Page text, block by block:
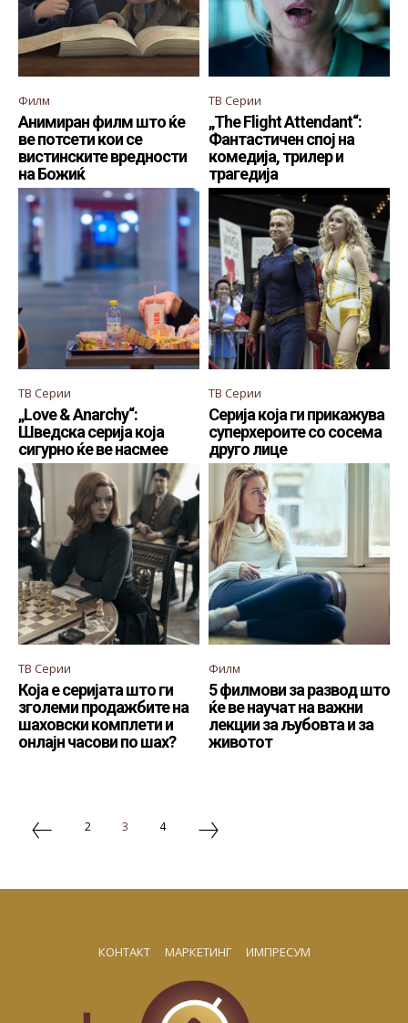
Филм
Анимиран филм што ќе
ве потсети кои се
вистинските вредности
на Божиќ
ТВ Серии
„The Flight Attendant“:
Фантастичен спој на
комедија, трилер и
трагедија
ТВ Серии
„Love & Anarchy“:
Шведска серија која
сигурно ќе ве насмее
ТВ Серии
Серија која ги прикажува
суперхероите со сосема
друго лице
ТВ Серии
Која е серијата што ги
зголеми продажбите на
шаховски комплети и
онлајн часови по шах?
Филм
5 филмови за развод што
ќе ве научат на важни
лекции за љубовта и за
животот
2 3 4
КОНТАКТ МАРКЕТИНГ ИМПРЕСУМ